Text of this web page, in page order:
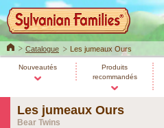
HomeCatalogue Les jumeaux Ours
Nouveautés
Produits
recommandés
Les jumeaux Ours
Bear Twins